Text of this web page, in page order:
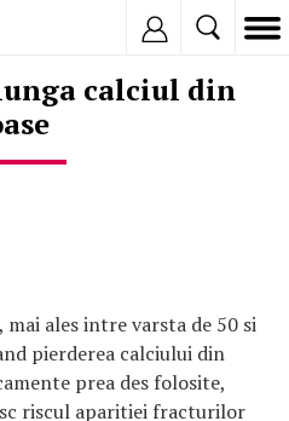
calciul din
ales intre varsta de 50 si
pierderea calciului din
prea des folosite,
riscul aparitiei fracturilor